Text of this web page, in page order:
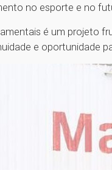
no esporte e no
é um projeto
e oportunidade